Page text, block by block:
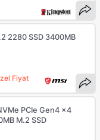
Fiyat
2280 SSD 3400MB
PCIe Gen4 x4
M.2 SSD